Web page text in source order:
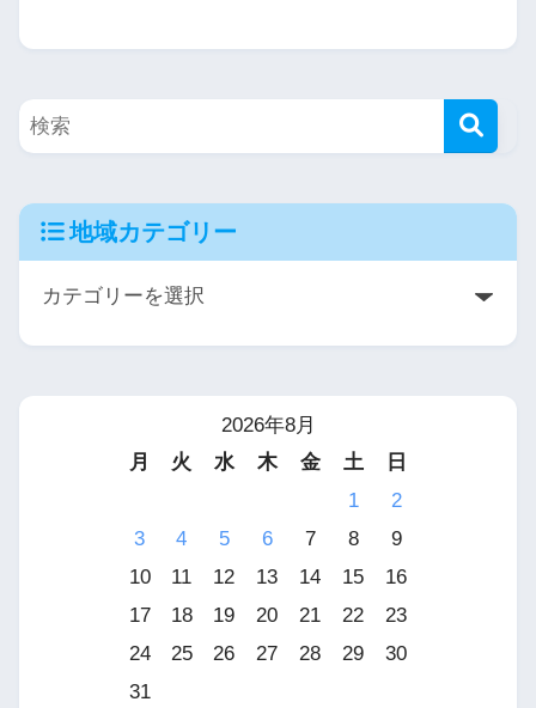
地域カテゴリー
2026年8月
月
火 水 木 金 土
日
1
2
3
4 5 6 7 8
9
10
11 12 13 14 15
16
17
18 19 20 21 22
23
24
25 26 27 28 29
30
31